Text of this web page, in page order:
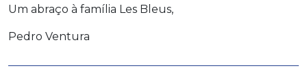
Um abraço à família Les Bleus,
Pedro Ventura